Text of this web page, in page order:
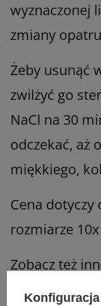
wyznaczonej
zmiany
Żeby usunąć
zwilżyć go
NaCl na 30
odczekać, aż
miękkiego,
Cena
rozmiarze
Zobacz też
odpowiedni
Konfiguracja